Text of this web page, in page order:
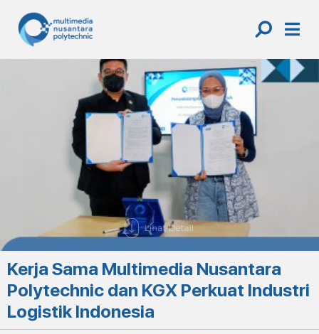
content
Kerja Sama Multimedia Nusantara
Polytechnic dan KGX Perkuat Industri
Logistik Indonesia